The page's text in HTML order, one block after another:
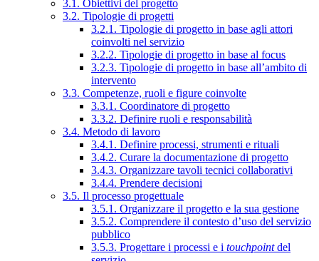
3.1. Obiettivi del progetto
3.2. Tipologie di progetti
3.2.1. Tipologie di progetto in base agli attori
coinvolti nel servizio
3.2.2. Tipologie di progetto in base al focus
3.2.3. Tipologie di progetto in base all’ambito di
intervento
3.3. Competenze, ruoli e figure coinvolte
3.3.1. Coordinatore di progetto
3.3.2. Definire ruoli e responsabilità
3.4. Metodo di lavoro
3.4.1. Definire processi, strumenti e rituali
3.4.2. Curare la documentazione di progetto
3.4.3. Organizzare tavoli tecnici collaborativi
3.4.4. Prendere decisioni
3.5. Il processo progettuale
3.5.1. Organizzare il progetto e la sua gestione
3.5.2. Comprendere il contesto d’uso del servizio
pubblico
3.5.3. Progettare i processi e i touchpointdel